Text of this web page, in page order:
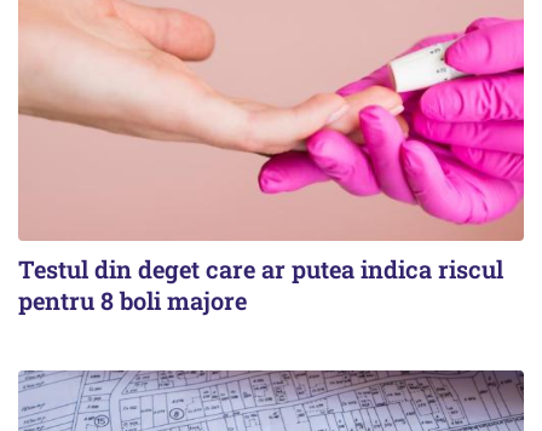
Testul din deget care ar putea indica riscul
pentru 8 boli majore